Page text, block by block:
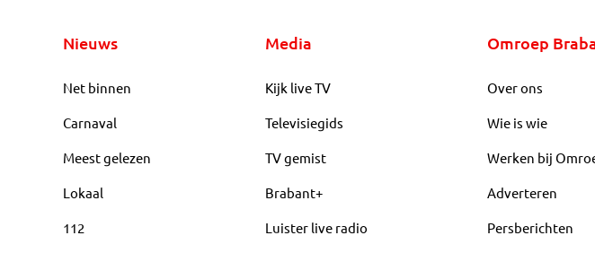
Nieuws
Net binnen
Carnaval
Meest gelezen
Lokaal
112
Media
Kijk live TV
Televisiegids
TV gemist
Brabant+
Luister live radio
Omroep
Over ons
Wie is wie
Werken bij
Adverteren
Persberichten